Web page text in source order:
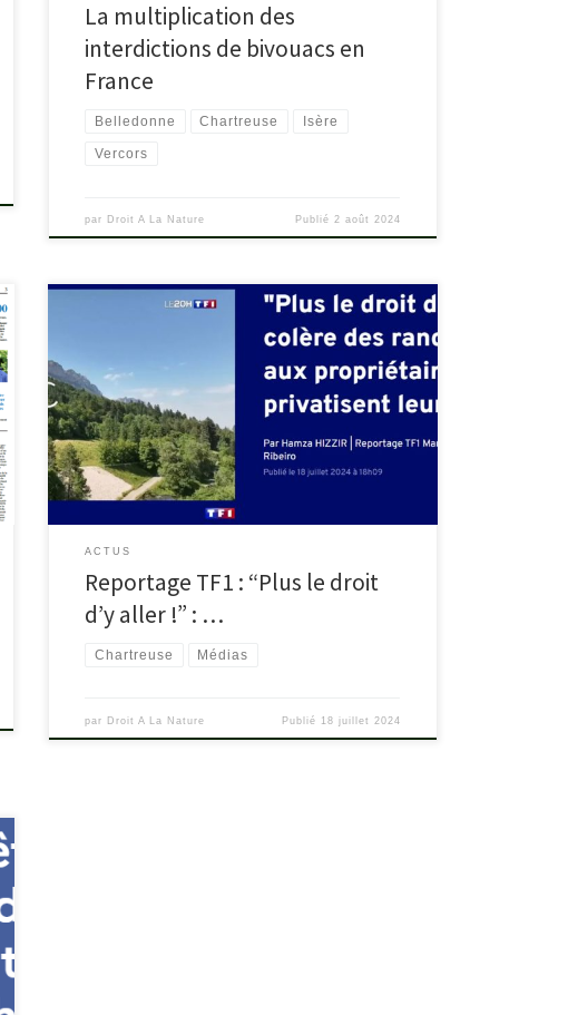
La multiplication des
interdictions de bivouacs en
France
Belledonne Chartreuse Isère
Vercors
par Droit A La Nature Publié 2 août 2024
tf1info.fr/environnement-ecologie/video-reportage-
on-n-a-plus-le-droit-d-y-aller-la-colere-des-
randonneurs-en-chartreuse-et-ailleurs-face-aux-
proprietaires-qui-privatisent-leurs-sentiers-
2309194.html
ACTUS
Reportage TF1 : “Plus le droit
d’y aller !” : …
Chartreuse Médias
par Droit A La Nature Publié 18 juillet 2024